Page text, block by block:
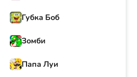
Губка Боб
Зомби
Папа Луи